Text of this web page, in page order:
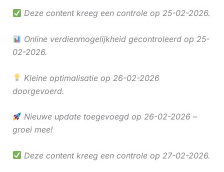
Deze content kreeg een controle op 25-02-2026.
Online verdienmogelijkheid gecontroleerd op 25-
02-2026.
Kleine optimalisatie op 26-02-2026
doorgevoerd.
Nieuwe update toegevoegd op 26-02-2026 –
groei mee!
Deze content kreeg een controle op 27-02-2026.